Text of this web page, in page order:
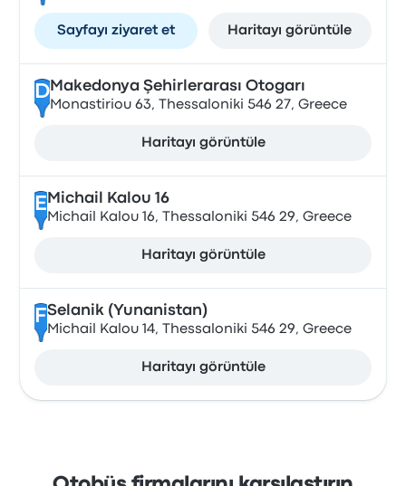
Sayfayı ziyaret et Haritayı görüntüle
DMakedonya Şehirlerarası Otogarı
Monastiriou 63, Thessaloniki 546 27, Greece
Haritayı görüntüle
E Michail Kalou 16
Michail Kalou 16, Thessaloniki 546 29, Greece
Haritayı görüntüle
FSelanik (Yunanistan)
Michail Kalou 14, Thessaloniki 546 29, Greece
Haritayı görüntüle